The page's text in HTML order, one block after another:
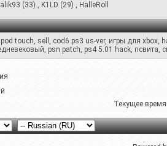
(33) , K1LD (29) , HalleRoll
touch, sell , cod6 ps3 us-ver, игры для xbox,
, psn patch, ps4 5.01 hack, псвита,
Текущее